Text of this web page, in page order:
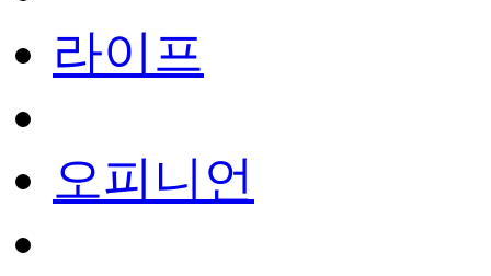
라이프
오피니언